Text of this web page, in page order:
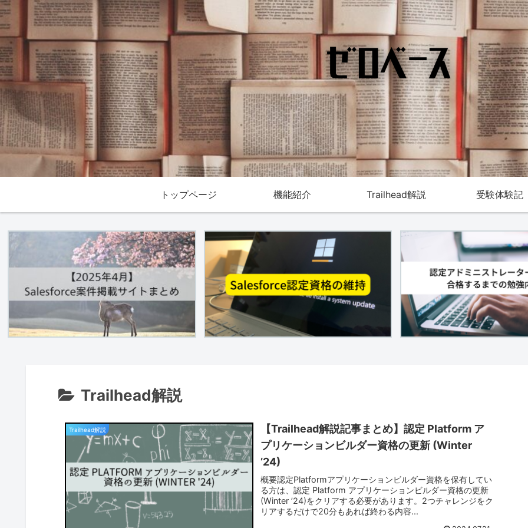
トップページ 機能紹介 Trailhead解説 受験体験記
Trailhead解説
Trailhead解説
【Trailhead解説記事まとめ】認定 Platform ア
プリケーションビルダー資格の更新 (Winter
’24)
概要認定Platformアプリケーションビルダー資格を保有してい
る方は、認定 Platform アプリケーションビルダー資格の更新
(Winter ’24)をクリアする必要があります。2つチャレンジをク
リアするだけで20分もあれば終わる内容...